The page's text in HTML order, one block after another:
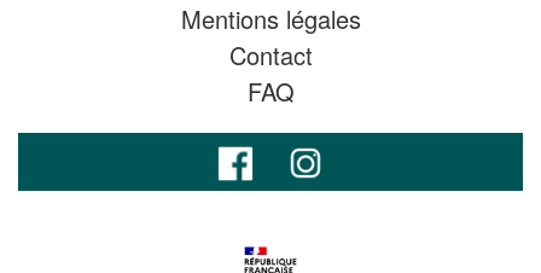
Mentions légales
Contact
FAQ